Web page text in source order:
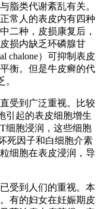
脂类代谢紊乱有关。
常人的表皮内有四种
二种，皮损康复后，
损内缺乏环磷腺甘
chalone）可抑制表皮
衡。但是牛皮癣的代
受到广泛重视。比较
引起的表皮细胞增生
细胞浸润，这些细胞
死因子和白细胞介素
细胞在表皮浸润，导
受到人们的重视。本
有的妇女在妊娠期皮